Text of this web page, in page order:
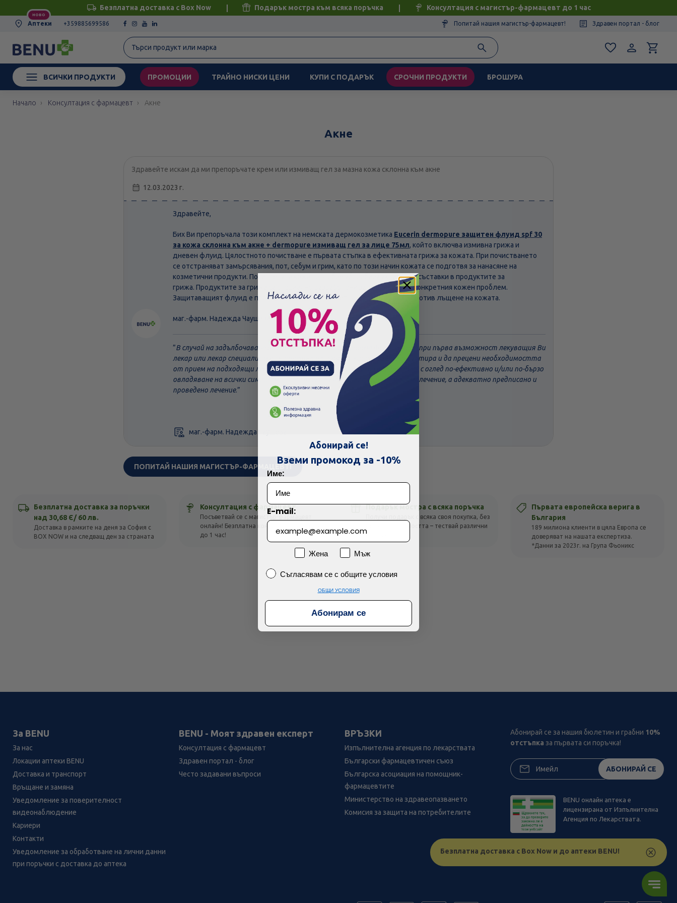
Безплатна доставка с Box Now и до аптеки BENU!
Безплатна доставка с Box Now Подарък мостра към всяка поръчка Консултация с магистър-фармацевт до 1 час
НОВО
Аптеки +359885699586 Попитай нашия магистър-фармацевт! Здравен портал - блог
ВСИЧКИ ПРОДУКТИ ПРОМОЦИИ ТРАЙНО НИСКИ ЦЕНИ КУПИ С ПОДАРЪК СРОЧНИ ПРОДУКТИ БРОШУРА
Начало Консултация с фармацевт Акне
Акне
Здравейте искам да ми препоръчате крем или измиващ гел за мазна кожа склонна към акне
12.03.2023 г.
Здравейте,
Бих Ви препоръчала този комплект на немската дермокозметика Eucerin dermopure защитен флуид spf 30
за кожа склонна към акне + dermopure измиващ гел за лице 75мл, който включва измивна грижа и
дневен флуид. Цялостното почистване е първата стъпка в ефективната грижа за кожата. При почистването
се отстраняват замърсявания, пот, себум и грим, като по този начин кожата се подготвя за нанасяне на
козметични продукти. Почистената кожа по-добре абсорбира активните съставки в продуктите за
грижа. Продуктите за грижа са специално разработени за третиране на конкретния кожен проблем.
Защитаващият флуид е против потъмняване на петна, против пъпки и против лъщене на кожата.
маг.-фарм. Надежда Чаушева
”В случай на задълбочаване на симптомите, Ви съветваме да посетите при първа възможност лекуващия Ви
лекар или лекар специалист в съответната област, който да Ви консултира и да прецени необходимостта
от прием на подходящи лекарствени продукти по лекарско предписание с оглед по-ефективно и/или по-бързо
овладяване на всички симптоми. В никакъв случай не препоръчваме самолечение, а адекватно предписано и
проведено лечение.”
маг.-фарм. Надежда Чаушева
ПОПИТАЙ НАШИЯ МАГИСТЪР-ФАРМАЦЕВТ!
Безплатна доставка за поръчки
над 30,68 Є/ 60 лв.
Доставка в рамките на деня за София с
BOX NOW и на следващ ден за страната
Консултация с фармацевт
Посъветвай се с магистър-фармацевт
онлайн! Безплатна консултация с отговор
до 1 час!
Подарък мостра с всяка поръчка
Получи подарък с всяка своя покупка, без
оглед на стойността – тествай различни
продукти!
Първата европейска верига в
България
189 милиона клиенти в цяла Европа се
доверяват на нашата експертиза.
*Данни за 2023г. на Група Фьоникс
За BENU
За нас
Локации аптеки BENU
Доставка и транспорт
Връщане и замяна
Уведомление за поверителност
видеонаблюдение
Кариери
Контакти
Уведомление за обработване на лични данни
при поръчки с доставка до аптека
BENU - Моят здравен експерт
Консултация с фармацевт
Здравен портал - блог
Често задавани въпроси
ВРЪЗКИ
Изпълнителна агенция по лекарствата
Български фармацевтичен съюз
Българска асоциация на помощник-
фармацевтите
Министерство на здравеопазването
Комисия за защита на потребителите
Абонирай се за нашия бюлетин и грабни 10%
отстъпка за първата си поръчка!
АБОНИРАЙ СЕ
BENU онлайн аптека е
лицензирана от Изпълнителна
Агенция по Лекарствата.
Лесно ли се ориентираш в
Търсих друго
Технически проблем с плащането
Просто разглеждам Намерих по-евтино
Абонирай се!
Вземи промокод за -10%
Име:
E-mail:
ПолЖена
Мъж
Съгласявам се с общите условия
Съгласявам се с общите условия
ОБЩИ УСЛОВИЯ
Абонирам се